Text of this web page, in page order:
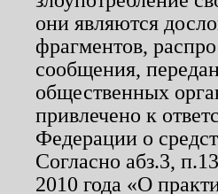
они являются
фрагментов,
сообщения,
общественных
привлечено к
Федерации о
Согласно абз.3,
2010 года «О